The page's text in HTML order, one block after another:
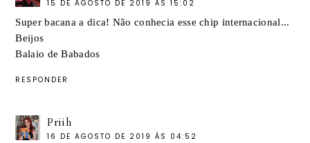
15 DE AGOSTO DE 2019 ÀS 15:02
Super bacana a dica! Não conhecia esse chip internacional...
Beijos
Balaio de Babados
RESPONDER
Priih
16 DE AGOSTO DE 2019 ÀS 04:52